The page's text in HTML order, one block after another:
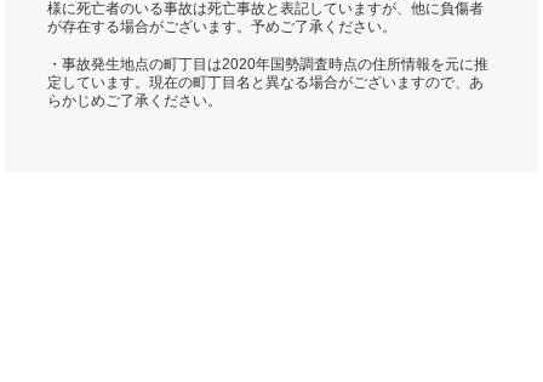
様に死亡者のいる事故は死亡事故と表記していますが、他に負傷者
が存在する場合がございます。予めご了承ください。
・事故発生地点の町丁目は2020年国勢調査時点の住所情報を元に推
定しています。現在の町丁目名と異なる場合がございますので、あ
らかじめご了承ください。